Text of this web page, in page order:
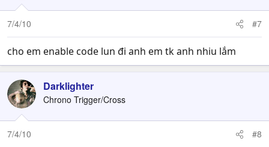
7/4/10 #7
cho em enable code lun đi anh em tk anh nhiu lắm
Darklighter
Chrono Trigger/Cross
7/4/10 #8